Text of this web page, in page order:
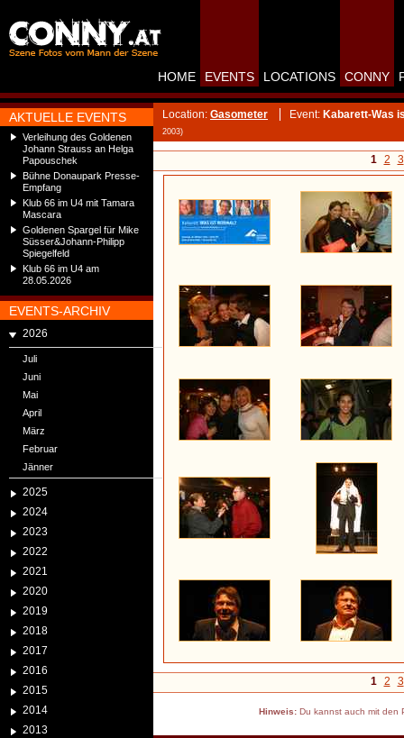
AKTUELLE EVENTS
Verleihung des Goldenen
Johann Strauss an Helga
Papouschek
Bühne Donaupark Presse-
Empfang
Klub 66 im U4 mit Tamara
Mascara
Goldenen Spargel für Mike
Süsser&Johann-Philipp
Spiegelfeld
Klub 66 im U4 am
28.05.2026
EVENTS-ARCHIV
2026
Juli
Juni
Mai
April
März
Februar
Jänner
2025
2024
2023
2022
2021
2020
2019
2018
2017
2016
2015
2014
2013
HOME EVENTS LOCATIONS CONNY
Location: Gasometer Event: Kabarett-Was
2003)
1 2 3
1 2 3
Hinweis:Du kannst auch mit den